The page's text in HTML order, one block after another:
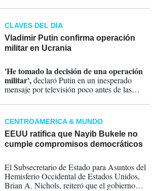
CLAVES DEL DÍA
Vladimir Putin confirma operación
militar en Ucrania
'He tomado la decisión de una operación
militar',declaró Putin en un inesperado
mensaje por televisión poco antes de las
militares ucranianos a'deponer las armas'
CENTROAMÉRICA & MUNDO
EEUU ratifica que Nayib Bukele no
cumple compromisos democráticos
El Subsecretario de Estado para Asuntos del
Hemisferio Occidental de Estados Unidos,
Brian A. Nichols, reiteró que el gobierno